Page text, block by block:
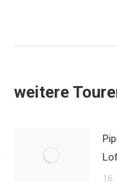
weitere
16.